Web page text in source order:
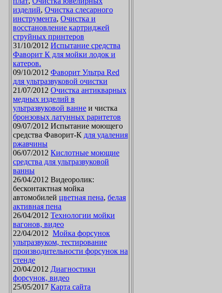
изделий, Очистка слесарного
инструмента, Очистка и
восстановление картриджей
струйных принтеров
31/10/2012 Испытание средства
Фаворит К для мойки лодок и
катеров.
09/10/2012 Фаворит Ультра Red
для ультразвуковой очистки
21/07/2012 Очистка антикварных
медных изделий в
ультразвуковой ванне и чистка
бронзовых латунных раритетов
09/07/2012 Испытание моющего
средства Фаворит-К для удаления
ржавчины
06/07/2012 Кислотные моющие
средства для ультразвуковой
ванны
26/04/2012 Видеоролик:
бесконтактная мойка
автомобилей цветная пена, белая
активная пена
26/04/2012 Технологии мойки
вагонов, видео
22/04/2012 Мойка форсунок
ультразвуком, тестирование
производительности форсунок на
стенде
20/04/2012 Диагностики
форсунок, видео
25/05/2017 Карта сайта